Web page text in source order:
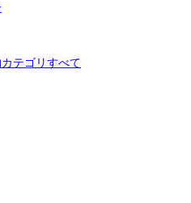
テゴリすべて